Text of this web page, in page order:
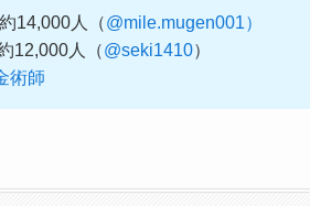
14,000人（@mile.mugen001）
12,000人（@seki1410）
術師